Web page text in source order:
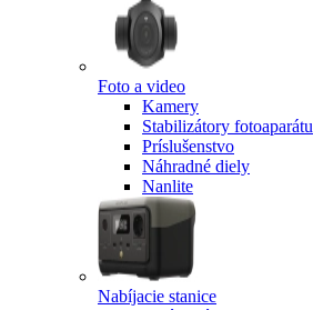
Foto a video
Kamery
Stabilizátory fotoaparátu
Príslušenstvo
Náhradné diely
Nanlite
Nabíjacie stanice